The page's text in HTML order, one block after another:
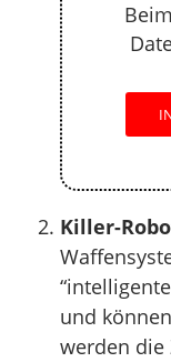
Killer-
und
werden die